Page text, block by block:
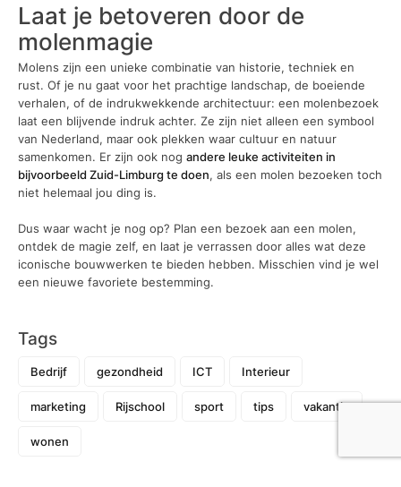
Laat je betoveren door de
molenmagie
Molens zijn een unieke combinatie van historie, techniek en
rust. Of je nu gaat voor het prachtige landschap, de boeiende
verhalen, of de indrukwekkende architectuur: een molenbezoek
laat een blijvende indruk achter. Ze zijn niet alleen een symbool
van Nederland, maar ook plekken waar cultuur en natuur
samenkomen. Er zijn ook nog andere leuke activiteiten in
bijvoorbeeld Zuid-Limburg te doen, als een molen bezoeken toch
niet helemaal jou ding is.
Dus waar wacht je nog op? Plan een bezoek aan een molen,
ontdek de magie zelf, en laat je verrassen door alles wat deze
iconische bouwwerken te bieden hebben. Misschien vind je wel
een nieuwe favoriete bestemming.
Tags
Bedrijf gezondheid ICT Interieur
marketing Rijschool sport tips vakantie
wonen